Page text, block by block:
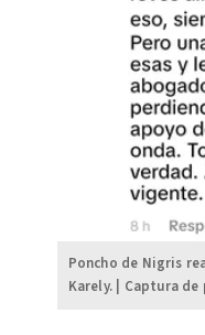
Poncho de Nigris
Karely. | Captura